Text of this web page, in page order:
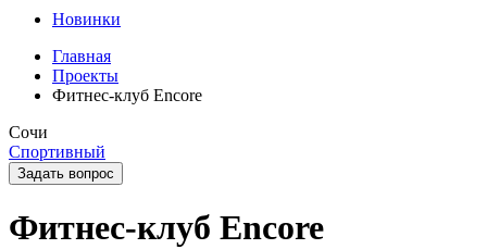
Новинки
Главная
Проекты
Фитнес-клуб Encore
Сочи
Спортивный
Задать вопрос
Фитнес-клуб Encore